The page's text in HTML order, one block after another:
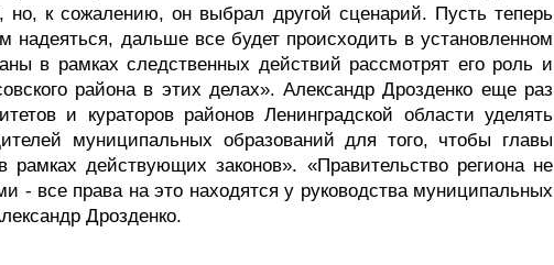
но, к сожалению, он выбрал другой сценарий. Пусть теперь
дальше все будет происходить в установленном
в рамках следственных действий рассмотрят его роль и
района в этих делах». Александр Дрозденко еще раз
и кураторов районов Ленинградской области уделять
муниципальных образований для того, чтобы главы
рамках действующих законов». «Правительство региона не
- все права на это находятся у руководства муниципальных
Дрозденко.